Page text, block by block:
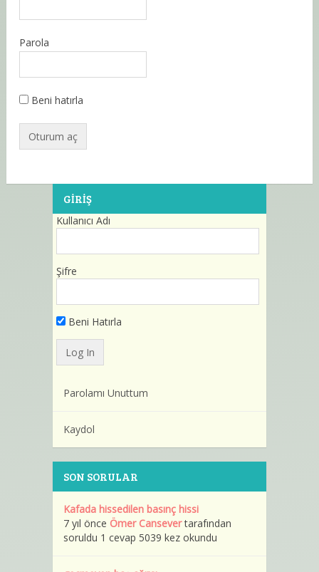
Parola
Beni hatırla
GIRIŞ
Kullanıcı Adı
Şifre
Beni Hatırla
Parolamı Unuttum
Kaydol
SON SORULAR
Kafada hissedilen basınç hissi
7 yıl önce Ömer Cansevertarafından
soruldu 1 cevap 5039 kez okundu